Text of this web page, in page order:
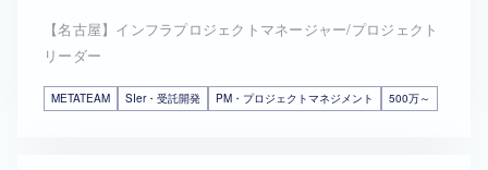
【名古屋】インフラプロジェクトマネージャー/プロジェクト
リーダー
METATEAM SIer・受託開発 PM・プロジェクトマネジメント 500万～